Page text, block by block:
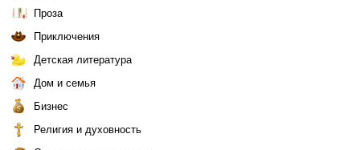
Проза
Приключения
Детская литература
Дом и семья
Бизнес
Религия и духовность